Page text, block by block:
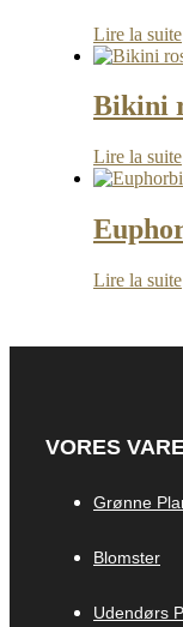
Lire la suite
Bikini
Lire la suite
Lire la suite
VORES
Grønne
Blomster
Udendørs